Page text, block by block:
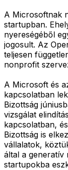
A Microsoftnak
startupban.
nyereségéből
jogosult. Az
teljesen
nonprofit
A Microsoft és
kapcsolatban
Bizottság
vizsgálat
kapcsolatban,
Bizottság is
vállalatok,
által a generatív
startupokba